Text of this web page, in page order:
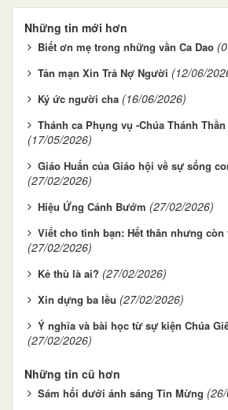
Những tin mới hơn
Biết ơn mẹ trong những vần Ca Dao
Tản mạn Xin Trả Nợ Người (12/06/
Ký ức người cha (16/06/2026)
Thánh ca Phụng vụ -Chúa Thánh
(17/05/2026)
Giáo Huấn của Giáo hội về sự sống
(27/02/2026)
Hiệu Ứng Cánh Bướm (27/02/2026)
Viết cho tình bạn: Hết thân nhưng
(27/02/2026)
Kẻ thù là ai? (27/02/2026)
Xin dựng ba lều (27/02/2026)
Ý nghĩa và bài học từ sự kiện Chúa
(27/02/2026)
Những tin cũ hơn
Sám hối dưới ánh sáng Tin Mừng